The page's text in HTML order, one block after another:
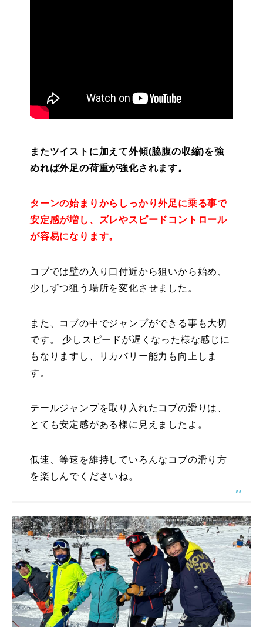
プレゼント付メルマガ
常時メルマガ
お問合せ 特定商取引法に基づく表記 プライバシーポリシー
またツイストに加えて外傾(脇腹の収縮)を強
めれば外足の荷重が強化されます。
ターンの始まりからしっかり外足に乗る事で
安定感が増し、ズレやスピードコントロール
が容易になります。
コブでは壁の入り口付近から狙いから始め、
少しずつ狙う場所を変化させました。
また、コブの中でジャンプができる事も大切
です。 少しスピードが遅くなった様な感じに
もなりますし、リカバリー能力も向上しま
す。
テールジャンプを取り入れたコブの滑りは、
とても安定感がある様に見えましたよ。
低速、等速を維持していろんなコブの滑り方
を楽しんでくださいね。